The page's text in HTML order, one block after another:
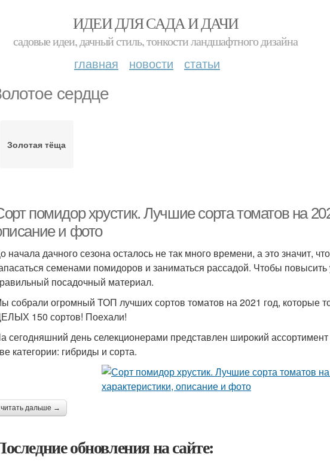
ИДЕИ ДЛЯ САДА И ДАЧИ
садовые идеи, дачный стиль, тонкости ландшафтного дизайна
главная новости статьи
сердце
Золотая тёща
помидор хрустик. Лучшие сорта томатов на
и фото
начала дачного сезона осталось не так много времени, а это значит,
семенами помидоров и заниматься рассадой. Чтобы
посадочный материал.
собрали огромный ТОП лучших сортов томатов на 2021 год, которые
150 сортов! Поехали!
сегодняшний день селекционерами представлен широкий
категории: гибриды и сорта.
читать дальше →
обновления на сайте: